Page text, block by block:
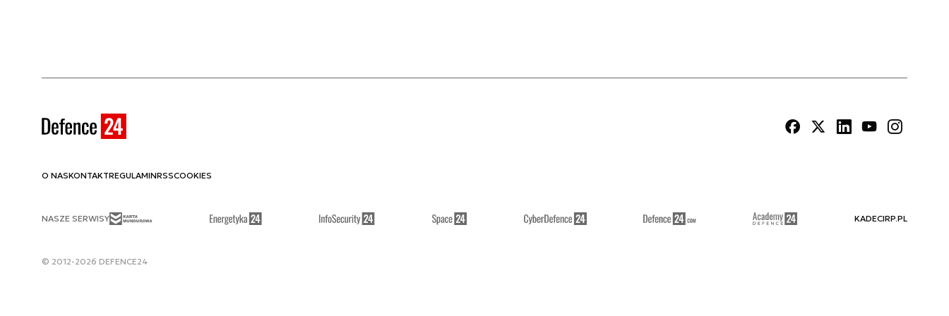
O NASKONTAKTREGULAMINRSSCOOKIES
NASZE SERWISY KADECIRP.PL
© 2012-2026 DEFENCE24